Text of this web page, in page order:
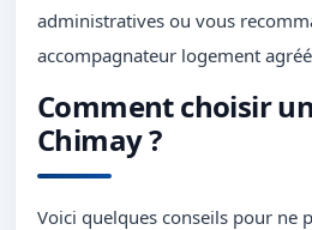
administratives ou vous
accompagnateur logement
Comment choisir
Chimay ?
Voici quelques conseils pour ne